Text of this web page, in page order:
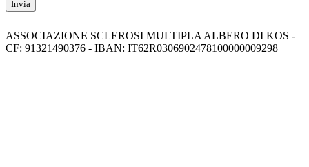
ASSOCIAZIONE SCLEROSI MULTIPLA ALBERO DI KOS -
CF: 91321490376 - IBAN: IT62R0306902478100000009298